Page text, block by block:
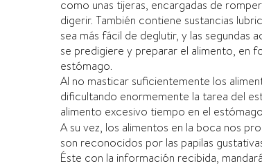
como unas tijeras, encargadas de
digerir. También contiene sustancias
sea más fácil de deglutir, y las segundas
se predigiere y preparar el alimento, en
estómago.
Al no masticar suficientemente los
dificultando enormemente la tarea del
alimento excesivo tiempo en el
A su vez, los alimentos en la boca nos
son reconocidos por las papilas
Éste con la información recibida,